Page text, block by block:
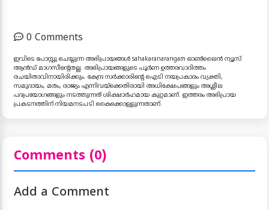
0 Comments
ഇവിടെ പോസ്റ്റു ചെയ്യുന്ന അഭിപ്രായങ്ങൾ sahakaranarangam ഓൺലൈൻ ന്യൂസ്
ആൻഡ് മാഗസീന്റെതല്ല. അഭിപ്രായങ്ങളുടെ പൂർണ ഉത്തരവാദിത്തം
രചയിതാവിനായിരിക്കും. കേന്ദ്ര സർക്കാരിന്റെ ഐടി നയപ്രകാരം വ്യക്തി,
സമുദായം, മതം, രാജ്യം എന്നിവയ്ക്കെതിരായി അധിക്ഷേപങ്ങളും അശ്ലീല
പദപ്രയോഗങ്ങളും നടത്തുന്നത് ശിക്ഷാർഹമായ കുറ്റമാണ്. ഇത്തരം അഭിപ്രായ
പ്രകടനത്തിന് നിയമനടപടി കൈക്കൊള്ളുന്നതാണ്.
Comments (0)
Add a Comment